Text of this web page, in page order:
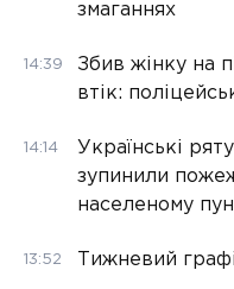
змаганнях
14:39
Збив жінку на
втік:
14:14
Українські
зупинили
населеному
13:52 Тижневий